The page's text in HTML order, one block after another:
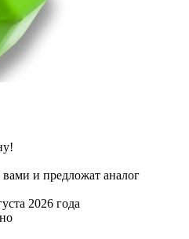
и предложат аналог
2026 года